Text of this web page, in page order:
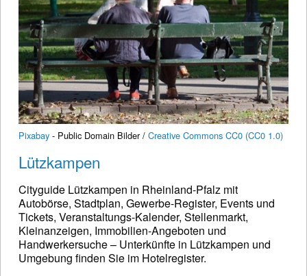
Pixabay - Public Domain Bilder / Creative Commons CC0 (CC0 1.0)
Lützkampen
Cityguide Lützkampen in Rheinland-Pfalz mit
Autobörse, Stadtplan, Gewerbe-Register, Events und
Tickets, Veranstaltungs-Kalender, Stellenmarkt,
Kleinanzeigen, Immobilien-Angeboten und
Handwerkersuche – Unterkünfte in Lützkampen und
Umgebung finden Sie im Hotelregister.